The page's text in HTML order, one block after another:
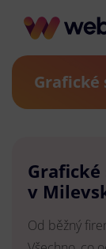
Grafické
Grafické
v
Od běžný